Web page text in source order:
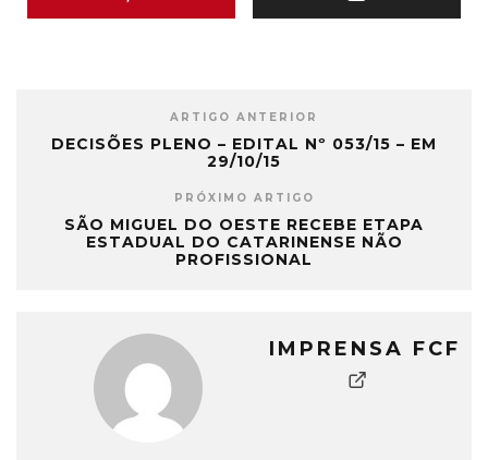
ARTIGO ANTERIOR
DECISÕES PLENO – EDITAL Nº 053/15 – EM
29/10/15
PRÓXIMO ARTIGO
SÃO MIGUEL DO OESTE RECEBE ETAPA
ESTADUAL DO CATARINENSE NÃO
PROFISSIONAL
IMPRENSA FCF